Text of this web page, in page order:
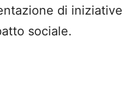
di iniziative
sociale.